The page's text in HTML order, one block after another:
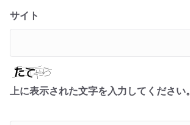
サイト
上に表示された文字を入力してください。